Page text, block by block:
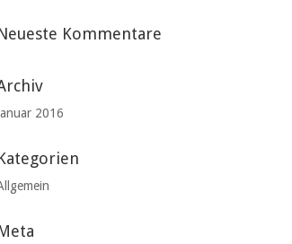
Kommentare
2016